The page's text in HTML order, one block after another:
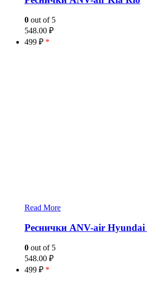
0 out of 5
548.00 ₽
499 ₽ *
Read More
Реснички ANV-air Hyundai
0 out of 5
548.00 ₽
499 ₽ *